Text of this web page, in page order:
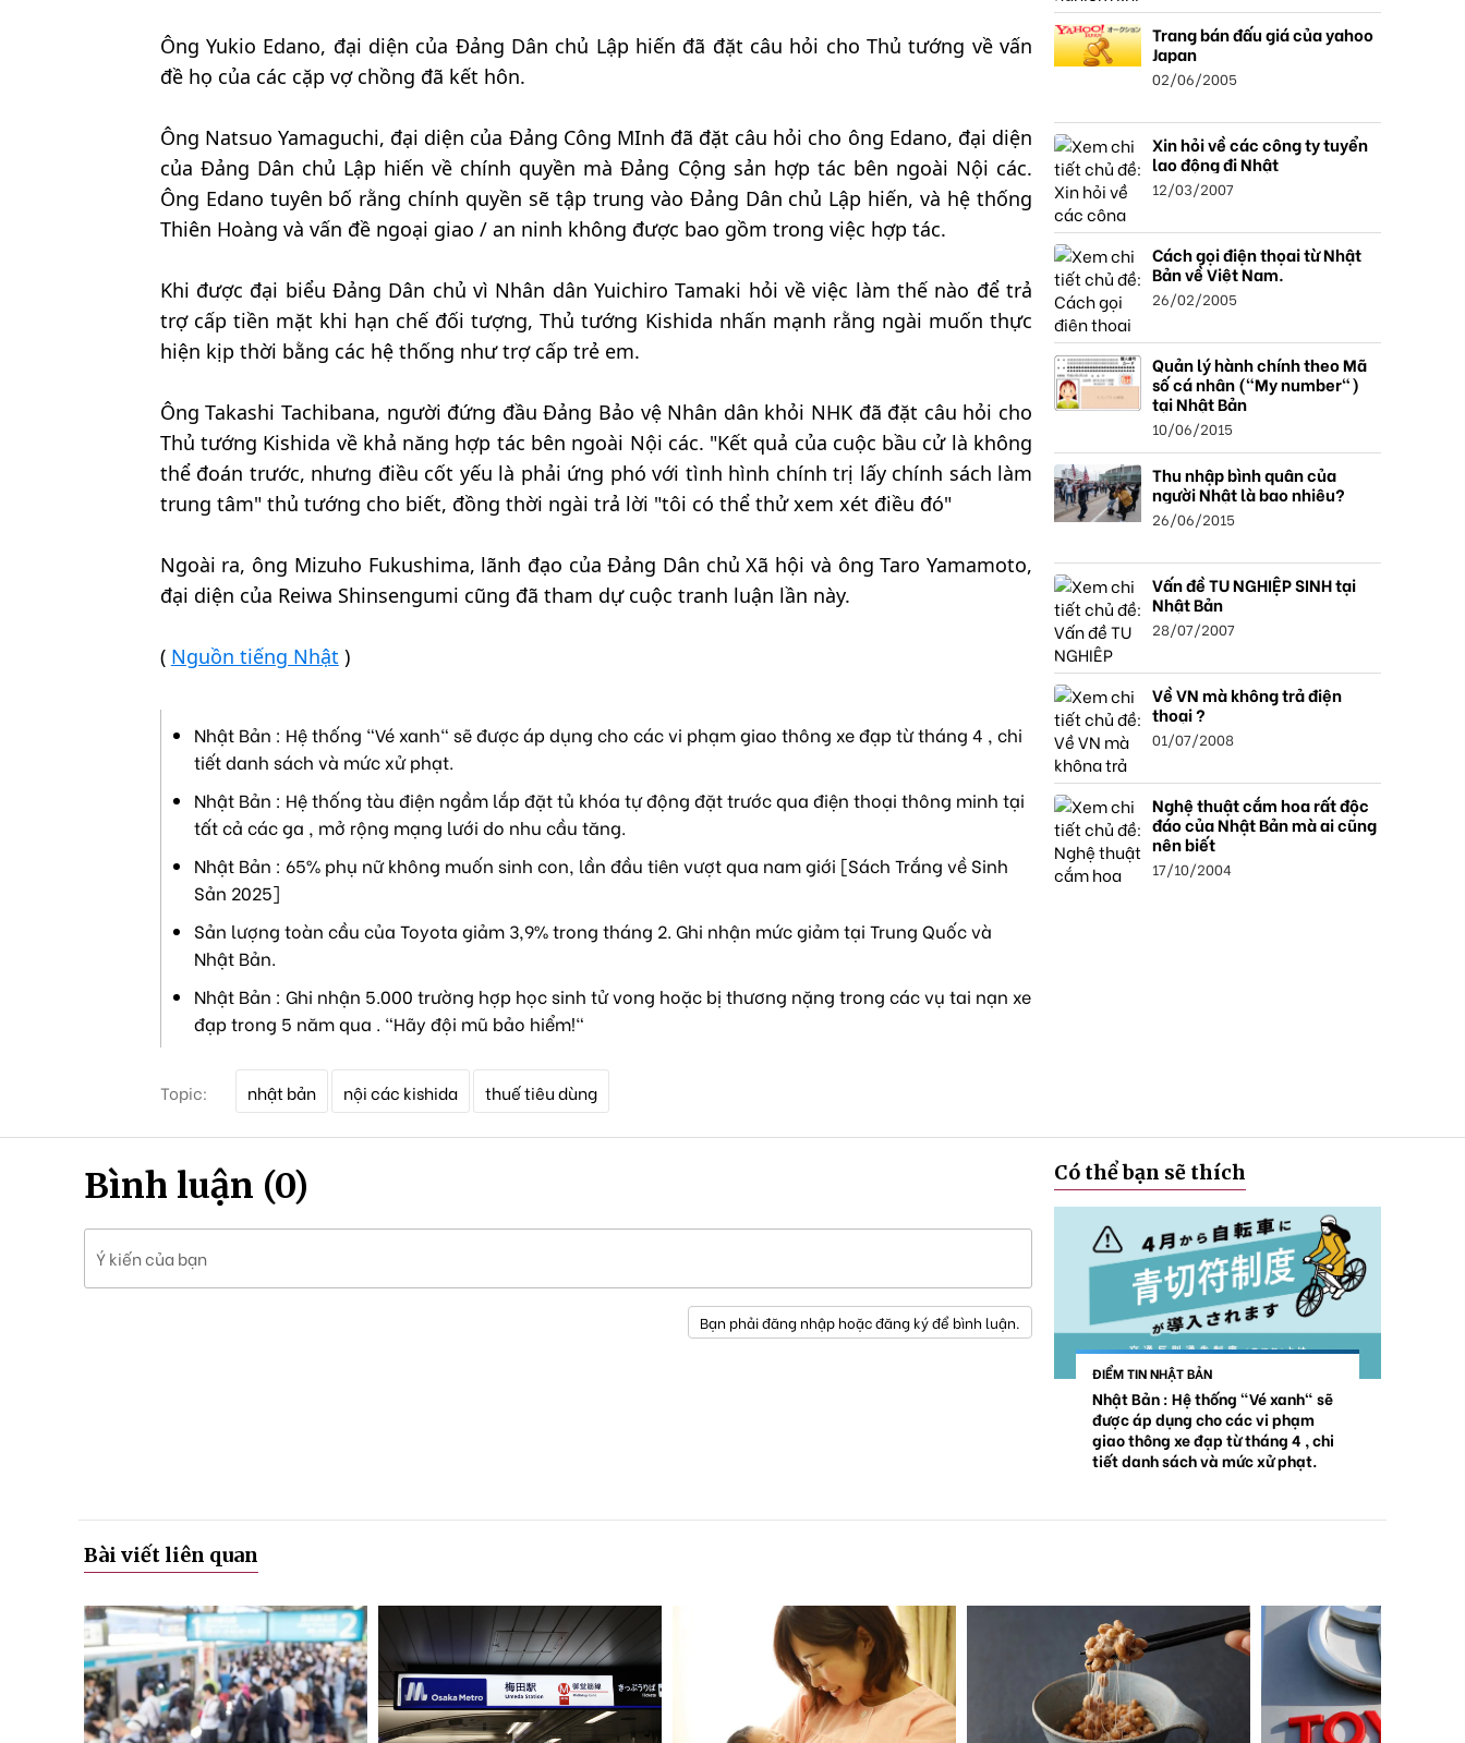
Ông Yukio Edano, đại diện của Đảng Dân chủ Lập hiến đã đặt câu hỏi cho Thủ tướng về vấn
đề họ của các cặp vợ chồng đã kết hôn.
Ông Natsuo Yamaguchi, đại diện của Đảng Công MInh đã đặt câu hỏi cho ông Edano, đại diện
của Đảng Dân chủ Lập hiến về chính quyền mà Đảng Cộng sản hợp tác bên ngoài Nội các.
Ông Edano tuyên bố rằng chính quyền sẽ tập trung vào Đảng Dân chủ Lập hiến, và hệ thống
Thiên Hoàng và vấn đề ngoại giao / an ninh không được bao gồm trong việc hợp tác.
Khi được đại biểu Đảng Dân chủ vì Nhân dân Yuichiro Tamaki hỏi về việc làm thế nào để trả
trợ cấp tiền mặt khi hạn chế đối tượng, Thủ tướng Kishida nhấn mạnh rằng ngài muốn thực
hiện kịp thời bằng các hệ thống như trợ cấp trẻ em.
Ông Takashi Tachibana, người đứng đầu Đảng Bảo vệ Nhân dân khỏi NHK đã đặt câu hỏi cho
Thủ tướng Kishida về khả năng hợp tác bên ngoài Nội các. "Kết quả của cuộc bầu cử là không
thể đoán trước, nhưng điều cốt yếu là phải ứng phó với tình hình chính trị lấy chính sách làm
trung tâm" thủ tướng cho biết, đồng thời ngài trả lời "tôi có thể thử xem xét điều đó"
Ngoài ra, ông Mizuho Fukushima, lãnh đạo của Đảng Dân chủ Xã hội và ông Taro Yamamoto,
đại diện của Reiwa Shinsengumi cũng đã tham dự cuộc tranh luận lần này.
( Nguồn tiếng Nhật )
Nhật Bản : Hệ thống "Vé xanh" sẽ được áp dụng cho các vi phạm giao thông xe đạp từ tháng 4 , chi
tiết danh sách và mức xử phạt.
Nhật Bản : Hệ thống tàu điện ngầm lắp đặt tủ khóa tự động đặt trước qua điện thoại thông minh tại
tất cả các ga , mở rộng mạng lưới do nhu cầu tăng.
Nhật Bản : 65% phụ nữ không muốn sinh con, lần đầu tiên vượt qua nam giới [Sách Trắng về Sinh
Sản 2025]
Sản lượng toàn cầu của Toyota giảm 3,9% trong tháng 2. Ghi nhận mức giảm tại Trung Quốc và
Nhật Bản.
Nhật Bản : Ghi nhận 5.000 trường hợp học sinh tử vong hoặc bị thương nặng trong các vụ tai nạn xe
đạp trong 5 năm qua . "Hãy đội mũ bảo hiểm!"
Topic:
a
nhật bản nội các kishida thuế tiêu dùng
Trang bán đấu giá của yahoo
Japan
02/06/2005
Xin hỏi về các công ty tuyển
lao động đi Nhật
12/03/2007
Cách gọi điện thọai từ Nhật
Bản về Việt Nam.
26/02/2005
Quản lý hành chính theo Mã
số cá nhân ("My number")
tại Nhật Bản
10/06/2015
Thu nhập bình quân của
người Nhật là bao nhiêu?
26/06/2015
Vấn đề TU NGHIỆP SINH tại
Nhật Bản
28/07/2007
Về VN mà không trả điện
thoại ?
01/07/2008
Nghệ thuật cắm hoa rất độc
đáo của Nhật Bản mà ai cũng
nên biết
17/10/2004
Bình luận (0)
Ý kiến của bạn
Bạn phải đăng nhập hoặc đăng ký để bình luận.
Có thể bạn sẽ thích
ĐIỂM TIN NHẬT BẢN
Nhật Bản : Hệ thống "Vé xanh" sẽ
được áp dụng cho các vi phạm
giao thông xe đạp từ tháng 4 , chi
tiết danh sách và mức xử phạt.
Bài viết liên quan